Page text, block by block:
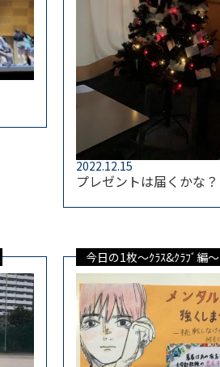
2022.12.15
プレゼントは届くかな？
今日の1枚～ｸﾗｽ&ｸﾗﾌﾞ編～